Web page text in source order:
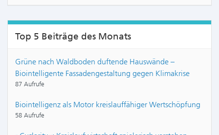
Top 5 Beiträge des Monats
Grüne nach Waldboden duftende Hauswände –
Biointelligente Fassadengestaltung gegen Klimakrise
87 Aufrufe
Biointelligenz als Motor kreislauffähiger Wertschöpfung
58 Aufrufe